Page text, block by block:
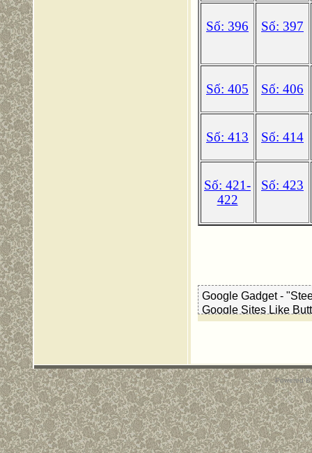
Số: 396 Số: 397
Số: 405 Số: 406
Số: 413 Số: 414
Số: 421-
422
Số: 423
Google Gadget -
Google Sites Like
Powered